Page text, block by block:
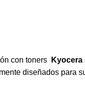
con toners Kyocera
diseñados para